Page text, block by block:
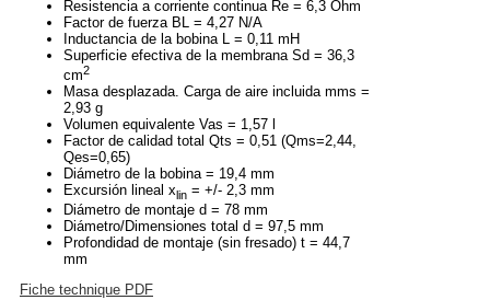
Resistencia a corriente continua Re = 6,3 Ohm
Factor de fuerza BL = 4,27 N/A
Inductancia de la bobina L = 0,11 mH
Superficie efectiva de la membrana Sd = 36,3
cm2
Masa desplazada. Carga de aire incluida mms =
2,93 g
Volumen equivalente Vas = 1,57 l
Factor de calidad total Qts = 0,51 (Qms=2,44,
Qes=0,65)
Diámetro de la bobina = 19,4 mm
Excursión lineal xlin = +/- 2,3 mm
Diámetro de montaje d = 78 mm
Diámetro/Dimensiones total d = 97,5 mm
Profondidad de montaje (sin fresado) t = 44,7
mm
Fiche technique PDF